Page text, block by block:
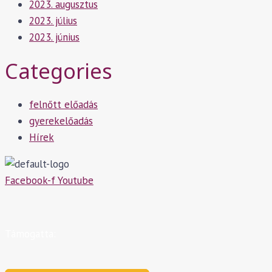
2023. augusztus
2023. július
2023. június
Categories
felnőtt előadás
gyerekelőadás
Hírek
Facebook-fYoutube